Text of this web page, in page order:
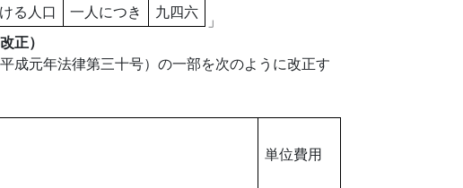
る人口 一人につき 九四六 」
正）
成元年法律第三十号）の一部を次のように改正す
単位費用